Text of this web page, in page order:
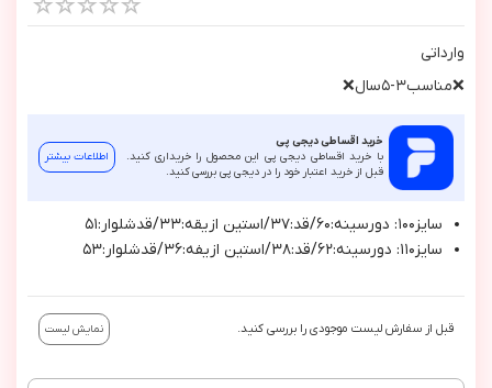
وارداتي
❌مناسب٣-٥سال❌
خرید اقساطی دیجی پی
با خرید اقساطی دیجی پی این محصول را خریداری کنید.
قبل از خرید اعتبار خود را در دیجی پی بررسی کنید.
اطلاعات بیشتر
سايز١٠٠: دورسينه:٦٠/قد:٣٧/استين ازيقه:٣٣/قدشلوار:٥١
سايز١١٠: دورسينه:٦٢/قد:٣٨/استين ازيفه:٣٦/قدشلوار:٥٣
قبل از سفارش لیست موجودی را بررسی کنید. نمایش لیست